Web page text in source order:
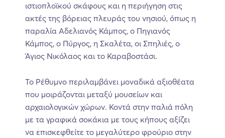
ιστιοπλοϊκού σκάφους και η περιήγηση στις
ακτές της βόρειας πλευράς του νησιού, όπως η
παραλία Αδελιανός Κάμπος, ο Πηγιανός
Κάμπος, ο Πύργος, η Σκαλέτα, οι Σπηλιές, ο
Άγιος Νικόλαος και το Καραβοστάσι.
Το Ρέθυμνο περιλαμβάνει μοναδικά αξιοθέατα
που μοιράζονται μεταξύ μουσείων και
αρχαιολογικών χώρων. Κοντά στην παλιά πόλη
με τα γραφικά σοκάκια με τους κήπους αξίζει
να επισκεφθείτε το μεγαλύτερο φρούριο στην